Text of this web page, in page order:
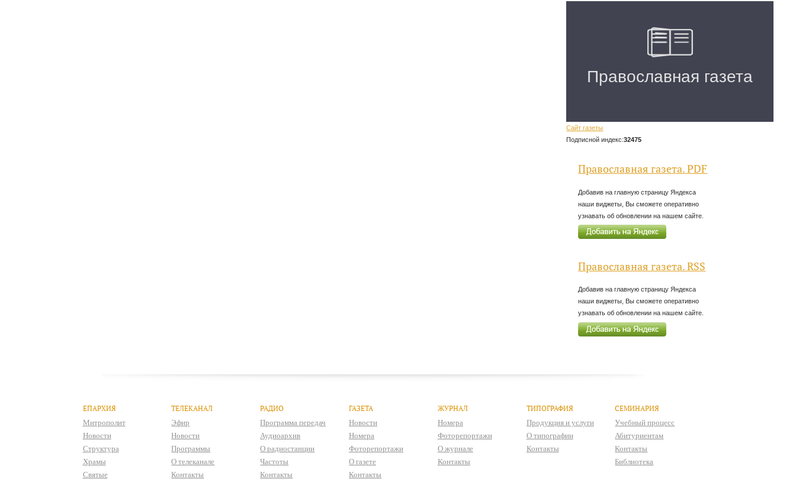
Сайт газеты
Подписной индекс:32475
Православная газета. PDF
Добавив на главную страницу Яндекса
наши виджеты, Вы сможете оперативно
узнавать об обновлении на нашем сайте.
Православная газета. RSS
Добавив на главную страницу Яндекса
наши виджеты, Вы сможете оперативно
узнавать об обновлении на нашем сайте.
ЕПАРХИЯ
Митрополит
Новости
Структура
Храмы
Святые
ТЕЛЕКАНАЛ
Эфир
Новости
Программы
О телеканале
Контакты
РАДИО
Программа передач
Аудиоархив
О радиостанции
Частоты
Контакты
ГАЗЕТА
Новости
Номера
Фоторепортажи
О газете
Контакты
ЖУРНАЛ
Номера
Фоторепортажи
О журнале
Контакты
ТИПОГРАФИЯ
Продукция и услуги
О типографии
Контакты
СЕМИНАРИЯ
Учебный процесс
Абитуриентам
Контакты
Библиотека